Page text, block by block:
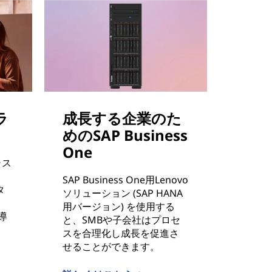
成長する企業のた
めのSAP Business
One
SAP Business One用Lenovo
ソリューション (SAP HANA
用バージョン) を使用する
と、SMBや子会社はプロセ
スを合理化し成長を促進さ
せることができます。